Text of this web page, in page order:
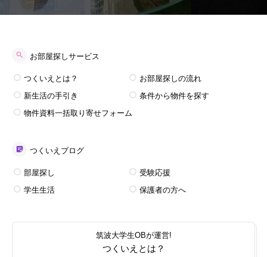
お部屋探しサービス
つくいえとは？
お部屋探しの流れ
新生活の手引き
条件から物件を探す
物件資料一括取り寄せフォーム
つくいえブログ
部屋探し
受験応援
学生生活
保護者の方へ
筑波大学生OBが運営!
つくいえとは？